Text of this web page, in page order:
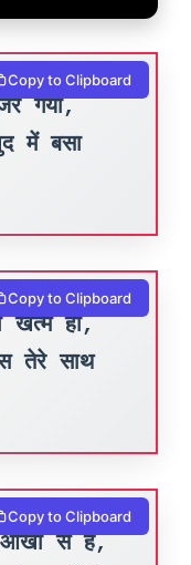
गया,
में बसा
Copy to Clipboard
खत्म हो,
तेरे साथ
Copy to Clipboard
आँखों से है,
Copy to Clipboard